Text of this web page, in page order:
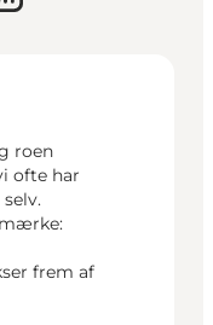
roen
ofte har
frem af